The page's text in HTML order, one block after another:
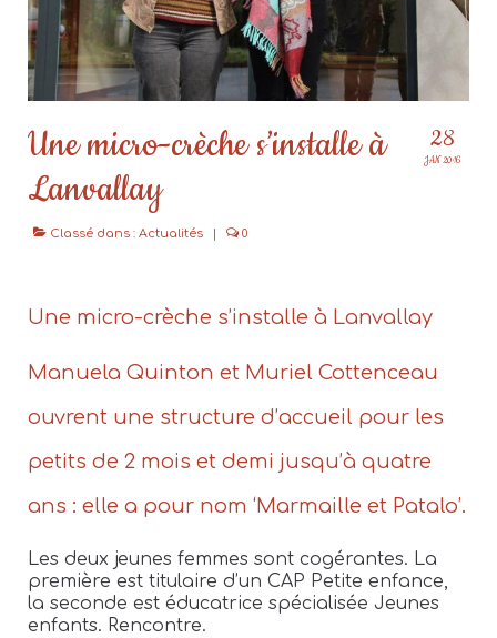
28
JAN 2016
Une micro-crèche s’installe à
Lanvallay
Classé dans : Actualités 0
Une micro-crèche s’installe à Lanvallay
Manuela Quinton et Muriel Cottenceau
ouvrent une structure d’accueil pour les
petits de 2 mois et demi jusqu’à quatre
ans : elle a pour nom ‘Marmaille et Patalo’.
Les deux jeunes femmes sont cogérantes. La
première est titulaire d’un CAP Petite enfance,
la seconde est éducatrice spécialisée Jeunes
enfants. Rencontre.